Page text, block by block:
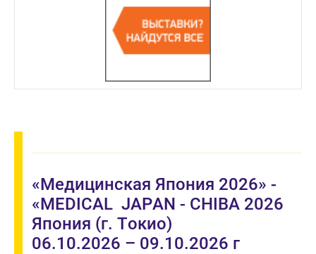
«Медицинская Япония 2026» -
«MEDICAL JAPAN - CHIBA 2026
Япония (г. Токио)
06.10.2026 – 09.10.2026 г